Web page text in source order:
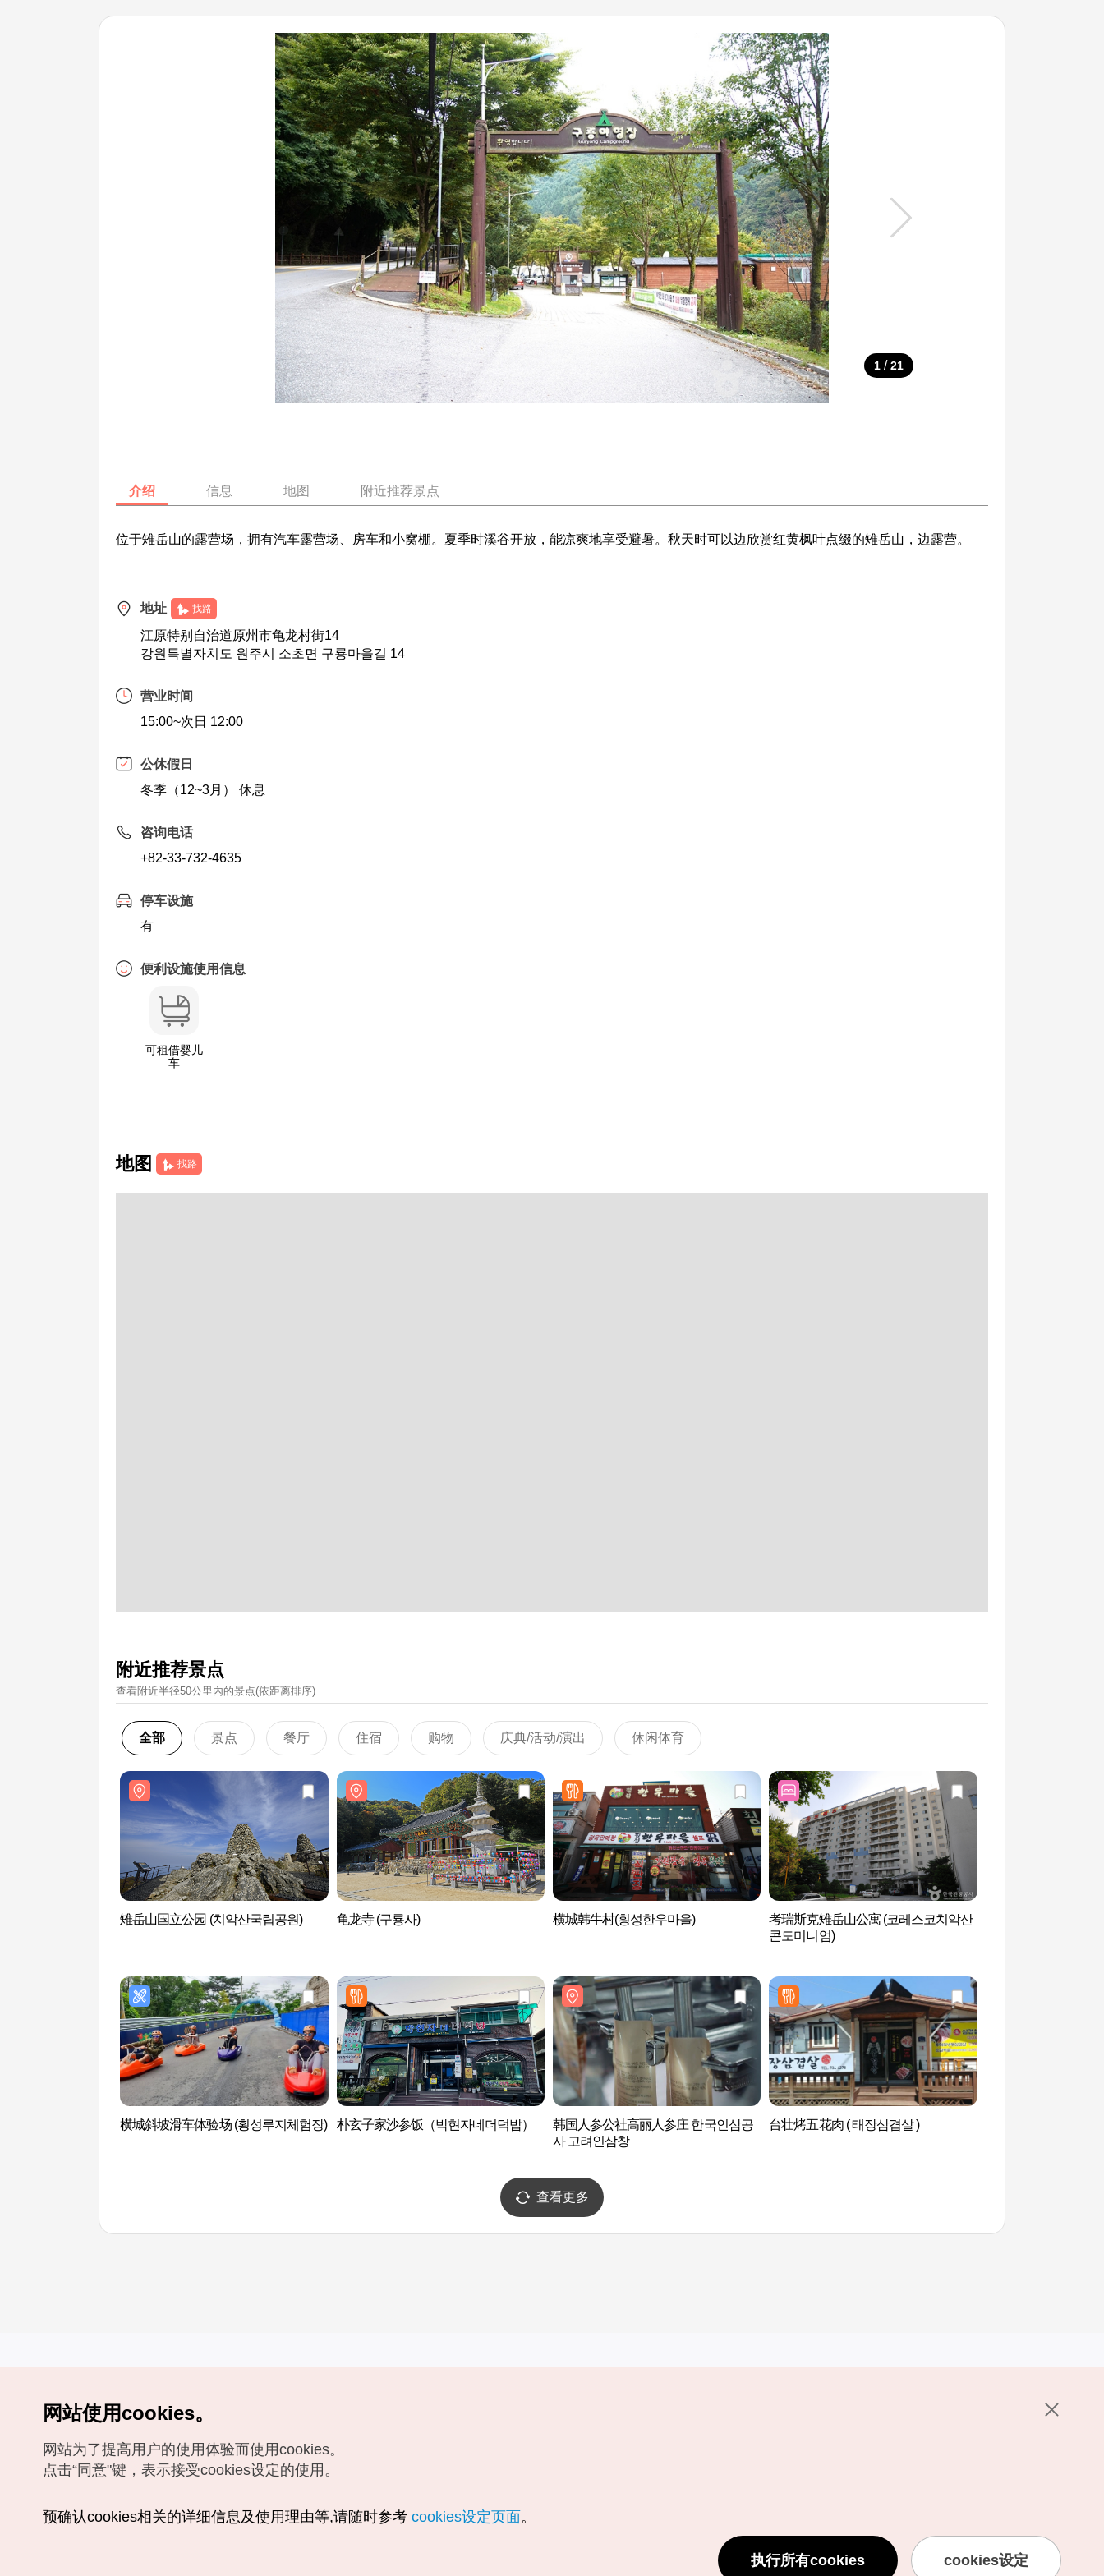
1 / 21
介绍 信息 地图 附近推荐景点
位于雉岳山的露营场，拥有汽车露营场、房车和小窝棚。夏季时溪谷开放，能凉爽地享受避暑。秋天时可以边欣赏红黄枫叶点缀的雉岳山，边露营。
地址 找路
江原特别自治道原州市龟龙村街14
강원특별자치도 원주시 소초면 구룡마을길 14
营业时间
15:00~次日 12:00
公休假日
冬季（12~3月） 休息
咨询电话
+82-33-732-4635
停车设施
有
便利设施使用信息
可租借婴儿
车
地图 找路
附近推荐景点
查看附近半径50公里內的景点(依距离排序)
全部 景点 餐厅 住宿 购物 庆典/活动/演出 休闲体育
雉岳山国立公园 (치악산국립공원) 龟龙寺 (구룡사) 横城韩牛村(횡성한우마을)
考瑞斯克雉岳山公寓 (코레스코치악산
콘도미니엄)
横城斜坡滑车体验场 (횡성루지체험장) 朴玄子家沙参饭（박현자네더덕밥）
韩国人参公社高丽人参庄 한국인삼공
사 고려인삼창
台壮烤五花肉 ( 태장삼겹살 )
查看更多
数字图书 / 电子书
定位服务使用条款
个人位置信息处理方针
如有相关疑问或建议，欢迎来信。VISITKOREA官方邮箱
chnsim@knto.or.kr
网站使用cookies。
网站为了提高用户的使用体验而使用cookies。
点击“同意"键，表示接受cookies设定的使用。
预确认cookies相关的详细信息及使用理由等,请随时参考 cookies设定页面。
执行所有cookies cookies设定